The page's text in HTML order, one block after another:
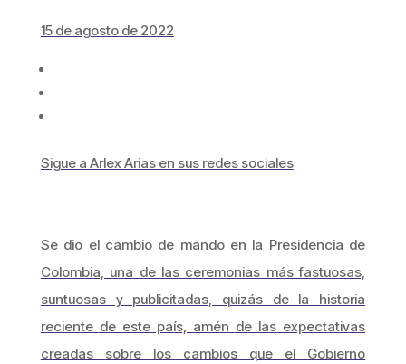
15 de agosto de 2022
Sigue a Arlex Arias en sus redes sociales
Se dio el cambio de mando en la Presidencia de
Colombia, una de las ceremonias más fastuosas,
suntuosas y publicitadas, quizás de la historia
reciente de este país, amén de las expectativas
creadas sobre los cambios que el Gobierno